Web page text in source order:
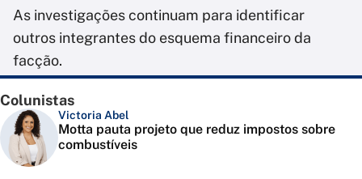
As investigações continuam para identificar
outros integrantes do esquema financeiro da
facção.
Colunistas
Victoria Abel
Motta pauta projeto que reduz impostos sobre
combustíveis